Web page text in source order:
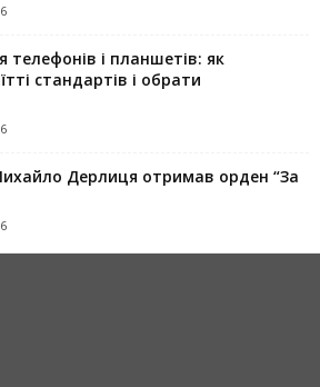
телефонів і планшетів: як
стандартів і обрати
Дерлиця отримав орден “За